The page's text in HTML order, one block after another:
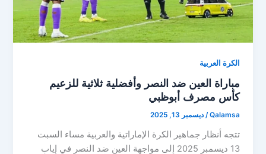
الكرة العربية
مباراة العين ضد النصر وأفضلية ثلاثية للزعيم
كأس مصرف أبوظبي
Qalamsa
/ديسمبر 13, 2025
تتجه أنظار جماهير الكرة الإماراتية والعربية مساء السبت
13 ديسمبر 2025 إلى مواجهة العين ضد النصر في إياب